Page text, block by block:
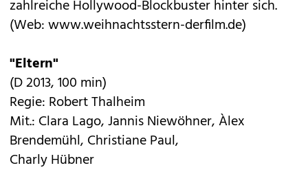
zahlreiche Hollywood-Blockbuster hinter sich.
(Web:www.weihnachtsstern-derfilm.de)
"Eltern"
(D 2013, 100 min)
Regie: Robert Thalheim
Mit.: Clara Lago, Jannis Niewöhner, Àlex
Brendemühl, Christiane Paul,
Charly Hübner